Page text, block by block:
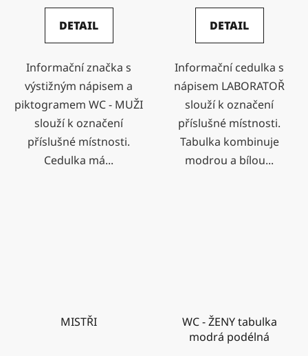
DETAIL
Informační značka s
výstižným nápisem a
piktogramem WC - MUŽI
slouží k označení
příslušné místnosti.
Cedulka má...
DETAIL
Informační cedulka s
nápisem LABORATOŘ
slouží k označení
příslušné místnosti.
Tabulka kombinuje
modrou a bílou...
MISTŘI
WC - ŽENY tabulka
modrá podélná